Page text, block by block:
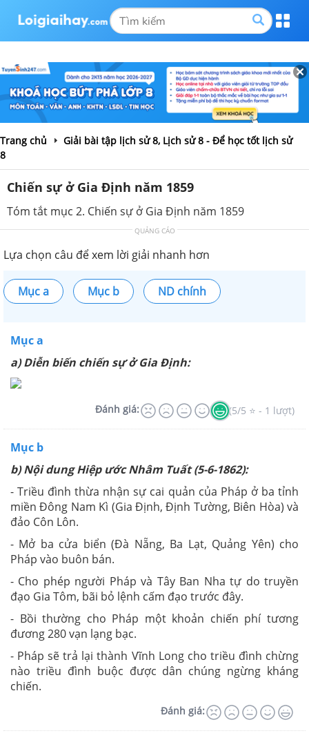
Trang chủ
Giải bài tập lịch sử 8, Lịch sử 8 - Để học tốt lịch sử
8
Chiến sự ở Gia Định năm 1859
Tóm tắt mục 2. Chiến sự ở Gia Định năm 1859
QUẢNG CÁO
Lựa chọn câu để xem lời giải nhanh hơn
Mục a Mục b ND chính
Mục a
a) Diễn biến chiến sự ở Gia Định:
Đánh giá: (5/5 ⭐ - 1 lượt)
Mục b
b) Nội dung Hiệp ước Nhâm Tuất (5-6-1862):
- Triều đình thừa nhận sự cai quản của Pháp ở ba tỉnh
miền Đông Nam Kì (Gia Định, Định Tường, Biên Hòa) và
đảo Côn Lôn.
- Mở ba cửa biển (Đà Nẵng, Ba Lạt, Quảng Yên) cho
Pháp vào buôn bán.
- Cho phép người Pháp và Tây Ban Nha tự do truyền
đạo Gia Tôm, bãi bỏ lệnh cấm đạo trước đây.
- Bồi thường cho Pháp một khoản chiến phí tương
đương 280 vạn lạng bạc.
- Pháp sẽ trả lại thành Vĩnh Long cho triều đình chừng
nào triều đình buộc được dân chúng ngừng kháng
chiến.
Đánh giá: